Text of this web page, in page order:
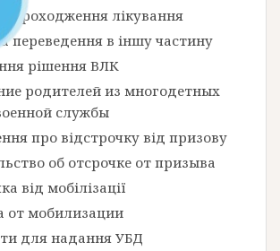
проходження лікування
переведення в іншу частину
рішення ВЛК
родителей из многодетных
службы
про відстрочку від призову
об отсрочке от призыва
від мобілізації
от мобилизации
для надання УБД